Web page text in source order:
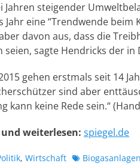
Jahren steigender
Jahr eine “Trendwende beim
davon aus, dass die
seien, sagte Hendricks der
gehen erstmals seit 14
sind aber
kann keine Rede sein.“
weiterlesen: spiegel.de
, Wirtschaft Schlagworte
Biogasanlagen